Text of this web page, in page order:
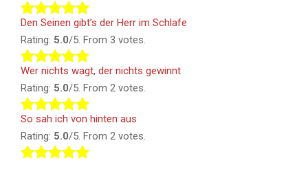
Den Seinen gibt’s der Herr im Schlafe
Rating: 5.0/5. From 3 votes.
Wer nichts wagt, der nichts gewinnt
Rating: 5.0/5. From 2 votes.
So sah ich von hinten aus
Rating: 5.0/5. From 2 votes.